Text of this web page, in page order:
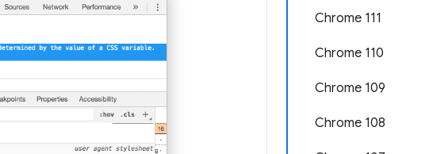
Chrome 111
Chrome 110
Chrome 109
Chrome 108